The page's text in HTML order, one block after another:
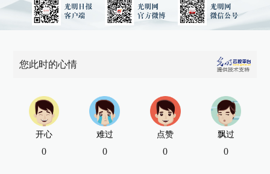
您此时的心情
开心
0
难过
0
点赞
0
飘过
0